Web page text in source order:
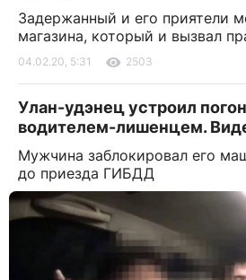
Задержанный и его приятели
магазина, который и вызвал
04.02.20, 5:31 2503
Улан-удэнец устроил
водителем-лишенцем.
Мужчина заблокировал его
до приезда ГИБДД